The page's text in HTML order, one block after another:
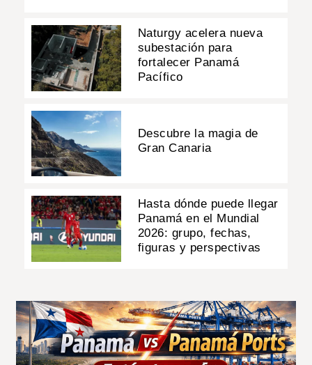
Naturgy acelera nueva
subestación para
fortalecer Panamá
Pacífico
Descubre la magia de
Gran Canaria
Hasta dónde puede llegar
Panamá en el Mundial
2026: grupo, fechas,
figuras y perspectivas